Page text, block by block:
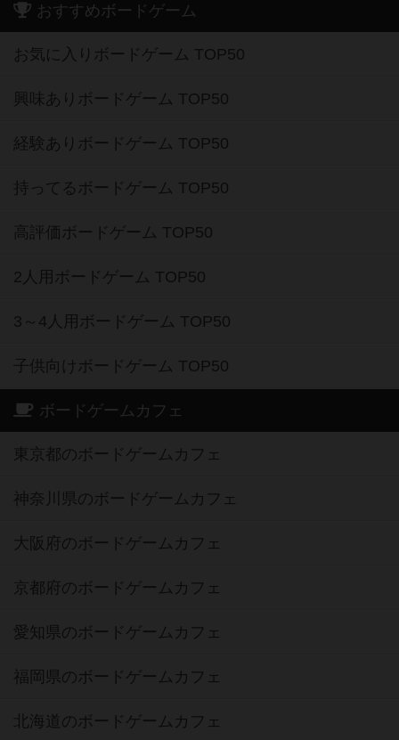
おすすめボードゲーム
お気に入りボードゲーム TOP50
興味ありボードゲーム TOP50
経験ありボードゲーム TOP50
持ってるボードゲーム TOP50
高評価ボードゲーム TOP50
2人用ボードゲーム TOP50
3～4人用ボードゲーム TOP50
子供向けボードゲーム TOP50
ボードゲームカフェ
東京都のボードゲームカフェ
神奈川県のボードゲームカフェ
大阪府のボードゲームカフェ
京都府のボードゲームカフェ
愛知県のボードゲームカフェ
福岡県のボードゲームカフェ
北海道のボードゲームカフェ